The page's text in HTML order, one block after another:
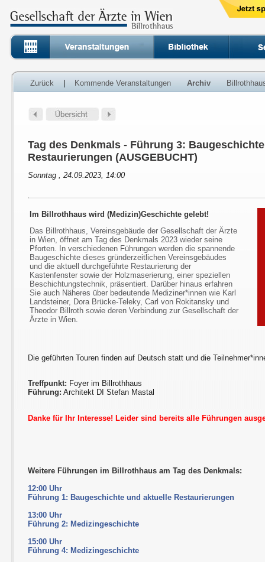
Zurück Kommende Veranstaltungen Archiv
Tag des Denkmals - Führung 3:
Restaurierungen (AUSGEBUCHT)
Sonntag , 24.09.2023, 14:00
Im Billrothhaus wird (Medizin)Geschichte gelebt!
Das Billrothhaus, Vereinsgebäude der Gesellschaft der Ärzte
in Wien, öffnet am Tag des Denkmals 2023 wieder seine
Pforten. In verschiedenen Führungen werden die spannende
Baugeschichte dieses gründerzeitlichen Vereinsgebäudes
und die aktuell durchgeführte Restaurierung der
Kastenfenster sowie der Holzmaserierung, einer speziellen
Beschichtungstechnik, präsentiert. Darüber hinaus erfahren
Sie auch Näheres über bedeutende Mediziner*innen wie Karl
Landsteiner, Dora Brücke-Teleky, Carl von Rokitansky und
Theodor Billroth sowie deren Verbindung zur Gesellschaft der
Ärzte in Wien.
Die geführten Touren finden auf Deutsch statt und die
Treffpunkt: Foyer im Billrothhaus
Führung: Architekt DI Stefan Mastal
Danke für Ihr Interesse! Leider sind bereits alle Führungen
Weitere Führungen im Billrothhaus am Tag des Denkmals:
12:00 Uhr
Führung 1: Baugeschichte und aktuelle Restaurierungen
13:00 Uhr
Führung 2: Medizingeschichte
15:00 Uhr
Führung 4: Medizingeschichte